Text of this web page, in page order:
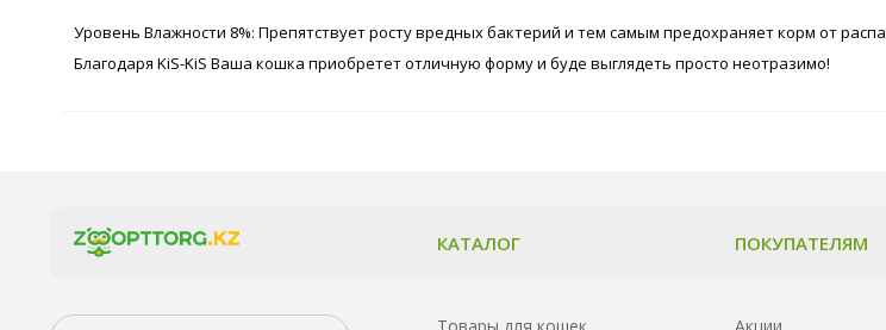
Уровень Влажности 8%: Препятствует росту вредных бактерий и тем самым предохраняет корм от
Благодаря KiS-KiS Ваша кошка приобретет отличную форму и буде выглядеть просто неотразимо!
КАТАЛОГ
Товары для кошек
ПОКУПАТЕЛЯМ
Акции